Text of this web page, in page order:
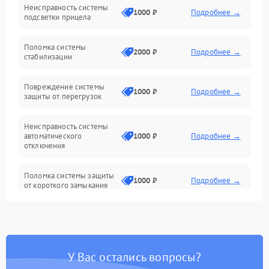
Неисправность фокусировки и оптики
Электропитание
Механика
Корпус/Герметичность
Неисправность системы
подсветки прицела
1000 ₽ Подробнее →
Поломка системы
стабилизации
2000 ₽ Подробнее →
Повреждение системы
защиты от перегрузок
1000 ₽ Подробнее →
Неисправность системы
автоматического
отключения
1000 ₽ Подробнее →
Поломка системы защиты
от короткого замыкания
1000 ₽ Подробнее →
Неисправность системы
1000 ₽ Подробнее →
У Вас остались вопросы?